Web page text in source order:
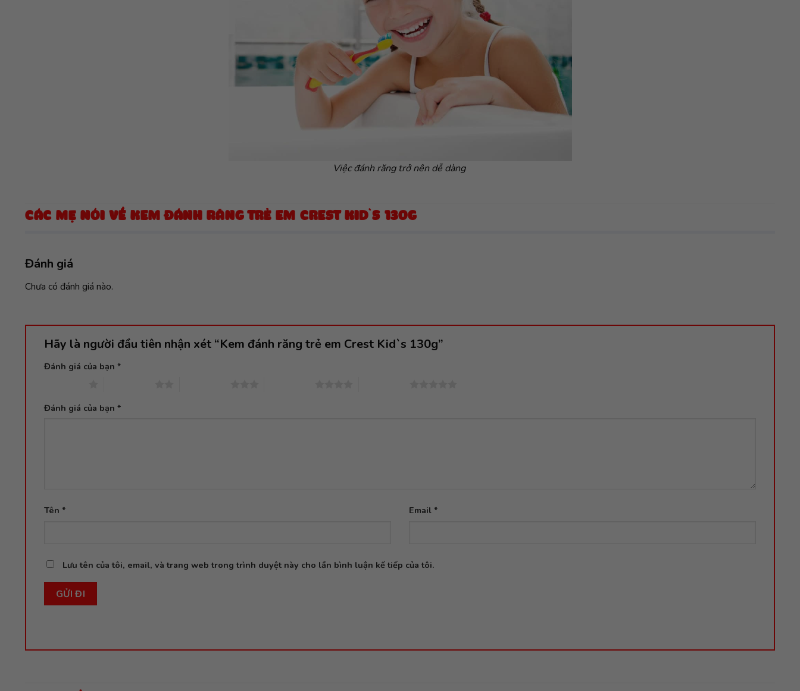
Việc đánh răng trở nên dễ dàng
CÁC MẸ NÓI VỀ KEM ĐÁNH RĂNG TRẺ EM CREST KID`S 130G
Đánh giá
Chưa có đánh giá nào.
Hãy là người đầu tiên nhận xét “Kem đánh răng trẻ em Crest Kid`s 130g”
Đánh giá của bạn *
Đánh giá của bạn *
Tên * Email *
Lưu tên của tôi, email, và trang web trong trình duyệt này cho lần bình luận kế tiếp của tôi.